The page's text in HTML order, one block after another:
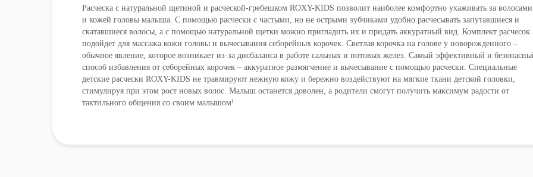
Расческа с натуральной щетиной и расческой-гребешком ROXY-KIDS позволит наиболее комфортно ухаживать за волосами
и кожей головы малыша. C помощью расчески с частыми, но не острыми зубчиками удобно расчесывать запутавшиеся и
скатавшиеся волосы, а с помощью натуральной щетки можно пригладить их и придать аккуратный вид. Комплект расчесок
подойдет для массажа кожи головы и вычесывания себорейных корочек. Светлая корочка на голове у новорожденного –
обычное явление, которое возникает из-за дисбаланса в работе сальных и потовых желез. Самый эффективный и
способ избавления от себорейных корочек – аккуратное размягчение и вычесывание с помощью расчески. Специальные
детские расчески ROXY-KIDS не травмируют нежную кожу и бережно воздействуют на мягкие ткани детской головки,
стимулируя при этом рост новых волос. Малыш останется доволен, а родители смогут получить максимум радости от
тактильного общения со своим малышом!